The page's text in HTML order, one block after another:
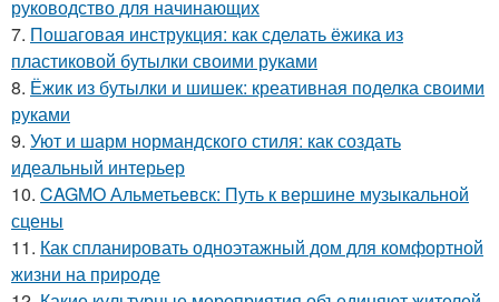
руководство для начинающих
7. Пошаговая инструкция: как сделать ёжика из
пластиковой бутылки своими руками
8. Ёжик из бутылки и шишек: креативная поделка своими
руками
9. Уют и шарм нормандского стиля: как создать
идеальный интерьер
10. CAGMO Альметьевск: Путь к вершине музыкальной
сцены
11. Как спланировать одноэтажный дом для комфортной
жизни на природе